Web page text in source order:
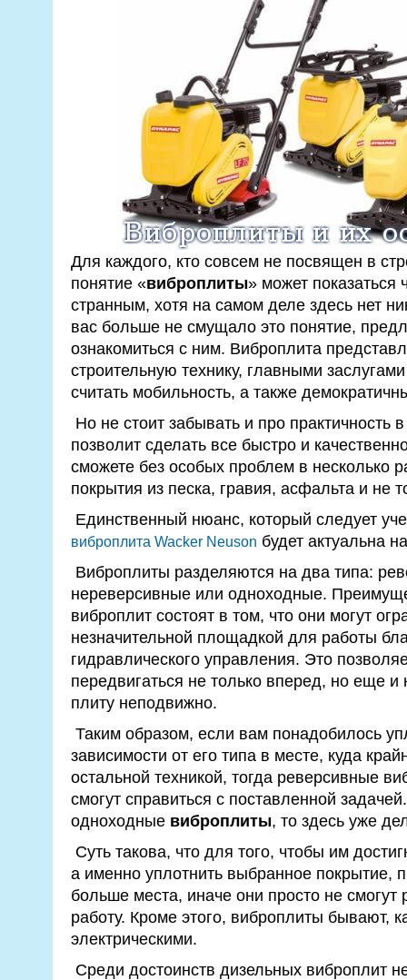
Для каждого, кто совсем не посвящен в
понятие «виброплиты» может
странным, хотя на самом деле здесь нет
вас больше не смущало это понятие,
ознакомиться с ним. Виброплита
строительную технику, главными
считать мобильность, а также
Но не стоит забывать и про практичность
позволит сделать все быстро и
сможете без особых проблем в несколько
покрытия из песка, гравия, асфальта и не
Единственный нюанс, который следует
виброплита Wacker Neuson будет актуальна
Виброплиты разделяются на два типа:
нереверсивные или одноходные.
виброплит состоят в том, что они могут
незначительной площадкой для работы
гидравлического управления. Это
передвигаться не только вперед, но еще
плиту неподвижно.
Таким образом, если вам понадобилось
зависимости от его типа в месте, куда
остальной техникой, тогда реверсивные
смогут справиться с поставленной
одноходные виброплиты, то здесь уже
Суть такова, что для того, чтобы им
а именно уплотнить выбранное покрытие,
больше места, иначе они просто не смогут
работу. Кроме этого, виброплиты бывают,
электрическими.
Среди достоинств дизельных виброплит